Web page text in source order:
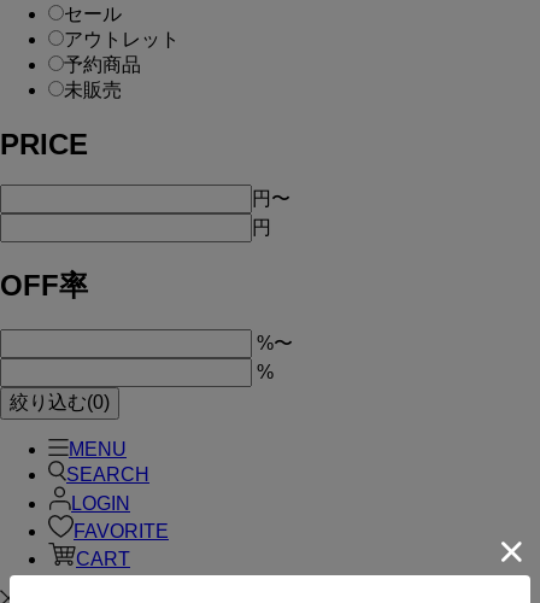
セール
アウトレット
予約商品
未販売
PRICE
円 〜
円
OFF率
%〜
%
絞り込む(0)
MENU
SEARCH
LOGIN
FAVORITE
CART